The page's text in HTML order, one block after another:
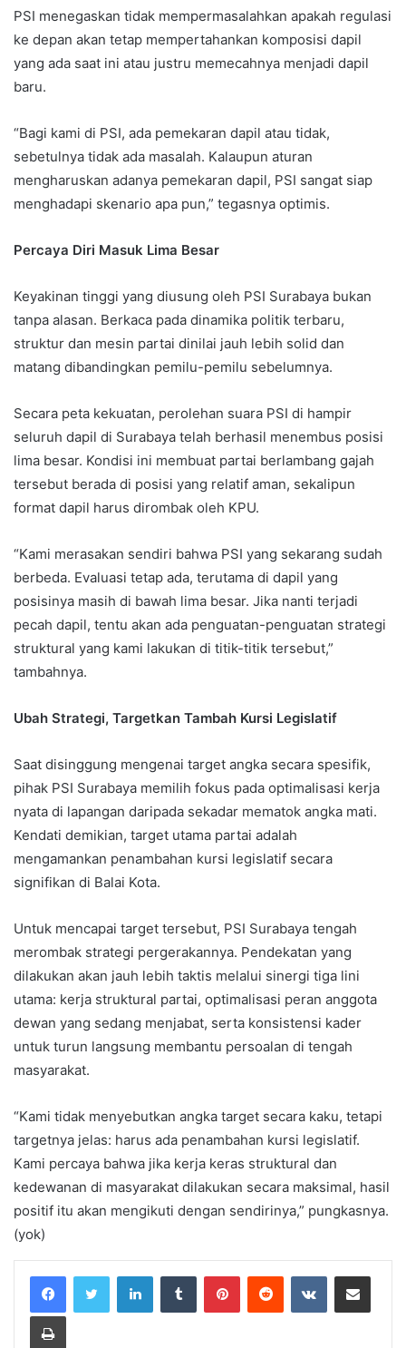
PSI menegaskan tidak mempermasalahkan apakah regulasi
ke depan akan tetap mempertahankan komposisi dapil
yang ada saat ini atau justru memecahnya menjadi dapil
baru.
“Bagi kami di PSI, ada pemekaran dapil atau tidak,
sebetulnya tidak ada masalah. Kalaupun aturan
mengharuskan adanya pemekaran dapil, PSI sangat siap
menghadapi skenario apa pun,” tegasnya optimis.
Percaya Diri Masuk Lima Besar
Keyakinan tinggi yang diusung oleh PSI Surabaya bukan
tanpa alasan. Berkaca pada dinamika politik terbaru,
struktur dan mesin partai dinilai jauh lebih solid dan
matang dibandingkan pemilu-pemilu sebelumnya.
Secara peta kekuatan, perolehan suara PSI di hampir
seluruh dapil di Surabaya telah berhasil menembus posisi
lima besar. Kondisi ini membuat partai berlambang gajah
tersebut berada di posisi yang relatif aman, sekalipun
format dapil harus dirombak oleh KPU.
“Kami merasakan sendiri bahwa PSI yang sekarang sudah
berbeda. Evaluasi tetap ada, terutama di dapil yang
posisinya masih di bawah lima besar. Jika nanti terjadi
pecah dapil, tentu akan ada penguatan-penguatan strategi
struktural yang kami lakukan di titik-titik tersebut,”
tambahnya.
Ubah Strategi, Targetkan Tambah Kursi Legislatif
Saat disinggung mengenai target angka secara spesifik,
pihak PSI Surabaya memilih fokus pada optimalisasi kerja
nyata di lapangan daripada sekadar mematok angka mati.
Kendati demikian, target utama partai adalah
mengamankan penambahan kursi legislatif secara
signifikan di Balai Kota.
Untuk mencapai target tersebut, PSI Surabaya tengah
merombak strategi pergerakannya. Pendekatan yang
dilakukan akan jauh lebih taktis melalui sinergi tiga lini
utama: kerja struktural partai, optimalisasi peran anggota
dewan yang sedang menjabat, serta konsistensi kader
untuk turun langsung membantu persoalan di tengah
masyarakat.
“Kami tidak menyebutkan angka target secara kaku, tetapi
targetnya jelas: harus ada penambahan kursi legislatif.
Kami percaya bahwa jika kerja keras struktural dan
kedewanan di masyarakat dilakukan secara maksimal, hasil
positif itu akan mengikuti dengan sendirinya,” pungkasnya.
(yok)
LinkedInTumblr PinterestReddit VKontakteShare via Email
Print